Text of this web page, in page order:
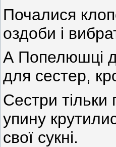
Почалися
оздоби і
А Попелюшці
для сестер,
Сестри
упину
свої сукні.